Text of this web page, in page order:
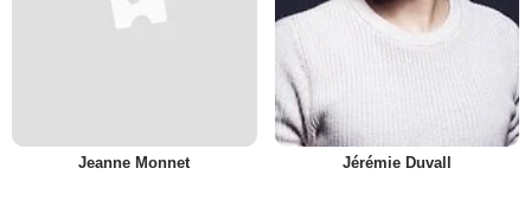
Jeanne Monnet Jérémie Duvall